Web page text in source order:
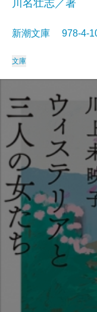
川名壮志／著
新潮文庫 978-4-
文庫